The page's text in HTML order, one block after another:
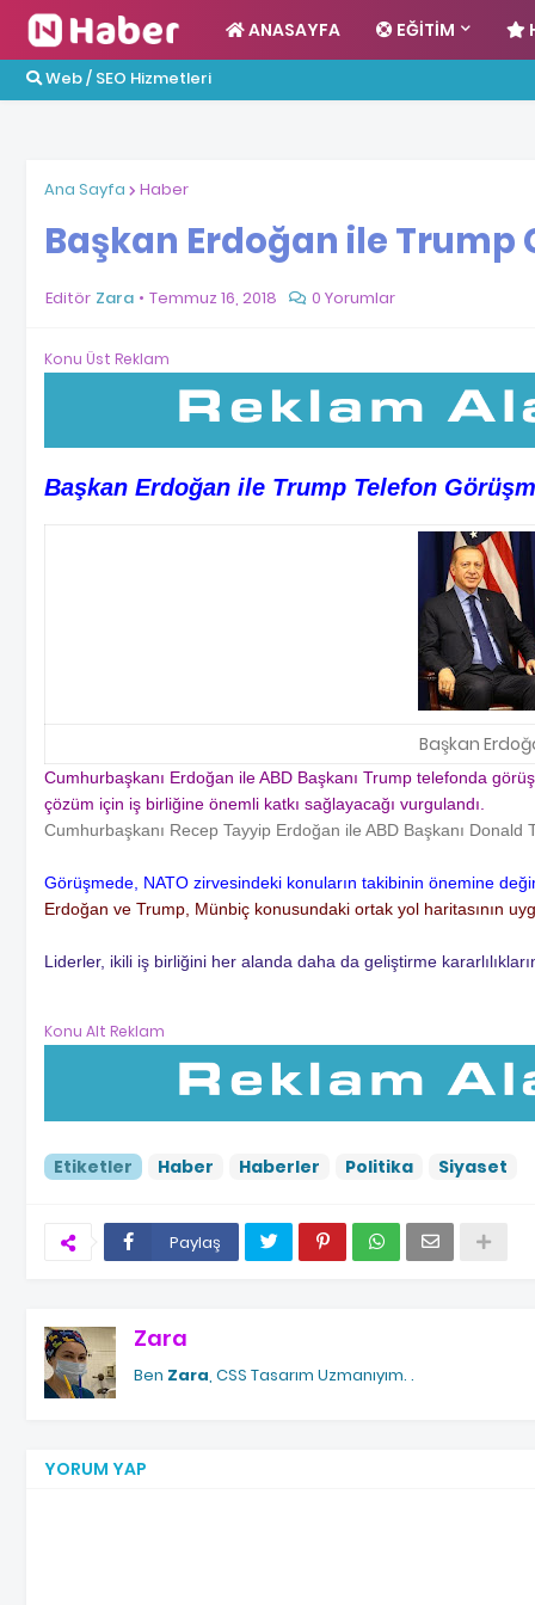
ANASAYFA EĞITIM
Web / SEO Hizmetleri
Ana Sayfa Haber
Başkan Erdoğan ile Trump
Editör Zara Temmuz 16, 2018 0 Yorumlar
Konu Üst Reklam
Başkan Erdoğan ile Trump Telefon
Başkan
Cumhurbaşkanı Erdoğan ile ABD Başkanı Trump telefonda
çözüm için iş birliğine önemli katkı sağlayacağı vurgulandı.
Cumhurbaşkanı Recep Tayyip Erdoğan ile ABD Başkanı Donald
Görüşmede, NATO zirvesindeki konuların takibinin önemine
Erdoğan ve Trump, Münbiç konusundaki ortak yol haritasının
Liderler, ikili iş birliğini her alanda daha da geliştirme
Konu Alt Reklam
Etiketler Haber Haberler Politika Siyaset
Paylaş
Zara
Ben Zara , CSS Tasarım Uzmanıyım. .
YORUM YAP